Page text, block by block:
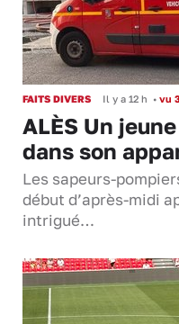
FAITS DIVERS Il y a 12 h • vu
ALÈS Un
dans son
Les sapeurs-
début d’après-midi
intrigué…